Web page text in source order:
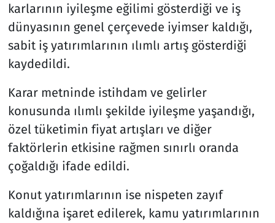
karlarının iyileşme eğilimi gösterdiği ve iş
dünyasının genel çerçevede iyimser kaldığı,
sabit iş yatırımlarının ılımlı artış gösterdiği
kaydedildi.
Karar metninde istihdam ve gelirler
konusunda ılımlı şekilde iyileşme yaşandığı,
özel tüketimin fiyat artışları ve diğer
faktörlerin etkisine rağmen sınırlı oranda
çoğaldığı ifade edildi.
Konut yatırımlarının ise nispeten zayıf
kaldığına işaret edilerek, kamu yatırımlarının